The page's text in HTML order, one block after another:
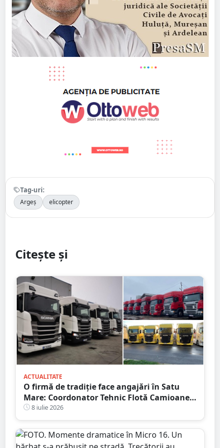
Tag-uri:
Argeș elicopter
Citește și
ACTUALITATE
O firmă de tradiție face angajări în Satu
Mare: Coordonator Tehnic Flotă Camioane,
Dispecer Transport Marfă Internațional,
Contabil cu Experiență
8 iulie 2026